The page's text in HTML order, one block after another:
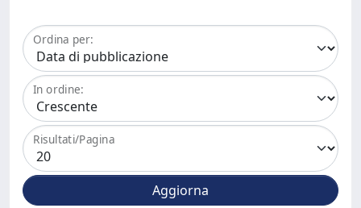
Ordina per:
In ordine:
Risultati/Pagina